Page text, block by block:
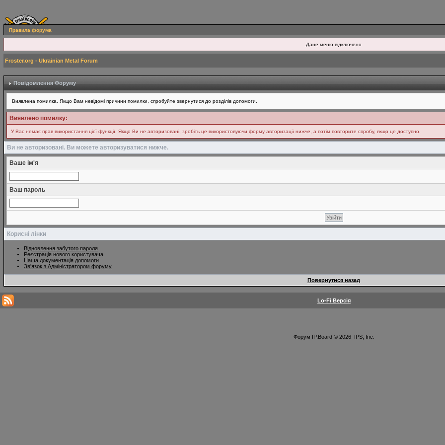
Правила форума
Дане меню відключено
Froster.org - Ukrainian Metal Forum
Повідомлення Форуму
Виявлена помилка. Якщо Вам невідомі причини помилки, спробуйте звернутися до розділів допомоги.
Виявлено помилку:
У Вас немає прав використання цієї функції. Якщо Ви не авторизовані, зробіть це використовуючи форму авторизації нижче, а потім повторите спробу, якщо це доступно.
Ви не авторизовані. Ви можете авторизуватися нижче.
Ваше ім'я
Ваш пароль
Корисні лінки
Відновлення забутого пароля
Реєстрація нового користувача
Наша документація допомоги
Зв'язок з Адміністратором форуму
Повернутися назад
Lo-Fi Версія
Форум IP.Board© 2026 IPS, Inc